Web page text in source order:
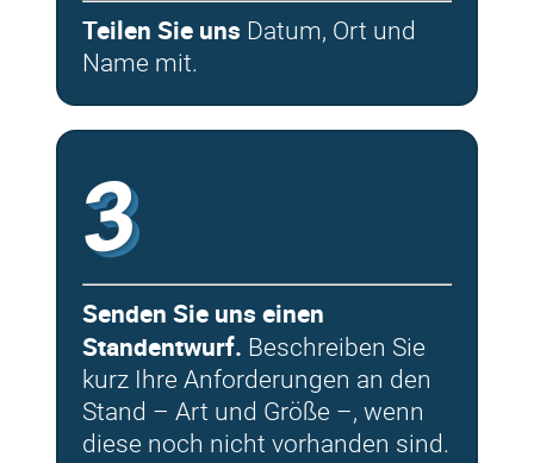
Teilen Sie uns Datum, Ort und
Name mit.
3
Senden Sie uns einen
Standentwurf. Beschreiben Sie
kurz Ihre Anforderungen an den
Stand – Art und Größe –, wenn
diese noch nicht vorhanden sind.